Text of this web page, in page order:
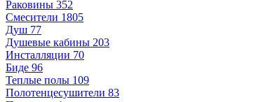
Раковины 352
Смесители 1805
Душ 77
Душевые кабины 203
Инсталляции 70
Биде 96
Теплые полы 109
Полотенцесушители 83